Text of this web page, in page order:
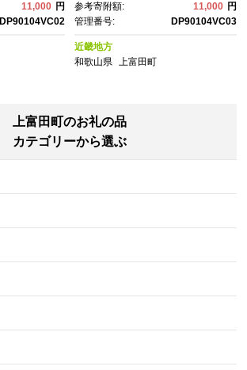
11,000 円
DP90104VC02
参考寄附額:
11,000 円
管理番号:
DP90104VC03
近畿地方
和歌山県 上富田町
上富田町のお礼の品
カテゴリーから選ぶ